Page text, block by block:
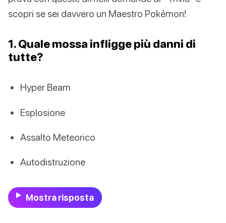
scopri se sei davvero un Maestro Pokémon!
1. Quale mossa infligge più danni di
tutte?
Hyper Beam
Esplosione
Assalto Meteorico
Autodistruzione
Mostra risposta